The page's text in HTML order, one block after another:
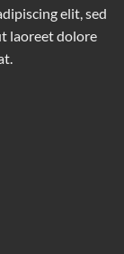
elit, sed
laoreet dolore